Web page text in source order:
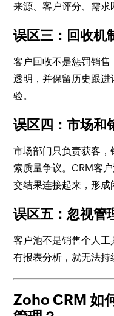
来源、客户评分、需求
误区三：回收机
客户回收不是惩罚销
透明，并保留历史跟
验。
误区四：市场和
市场部门只负责获客
索质量争议。CRM客
交结果连接起来，形成
误区五：忽视管
客户池不是销售个人
有报表分析，就无法持
Zoho CRM 如